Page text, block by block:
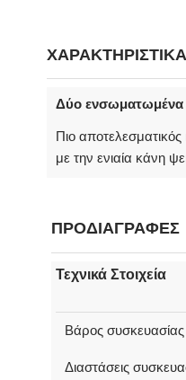
Δύο ενσωματωμένα
Πιο
με την ενιαία κάνη
ΠΡΟΔΙΑΓΡΑΦΕΣ
Τεχνικά Στοιχεία
Βάρος συσκευασίας
Διαστάσεις